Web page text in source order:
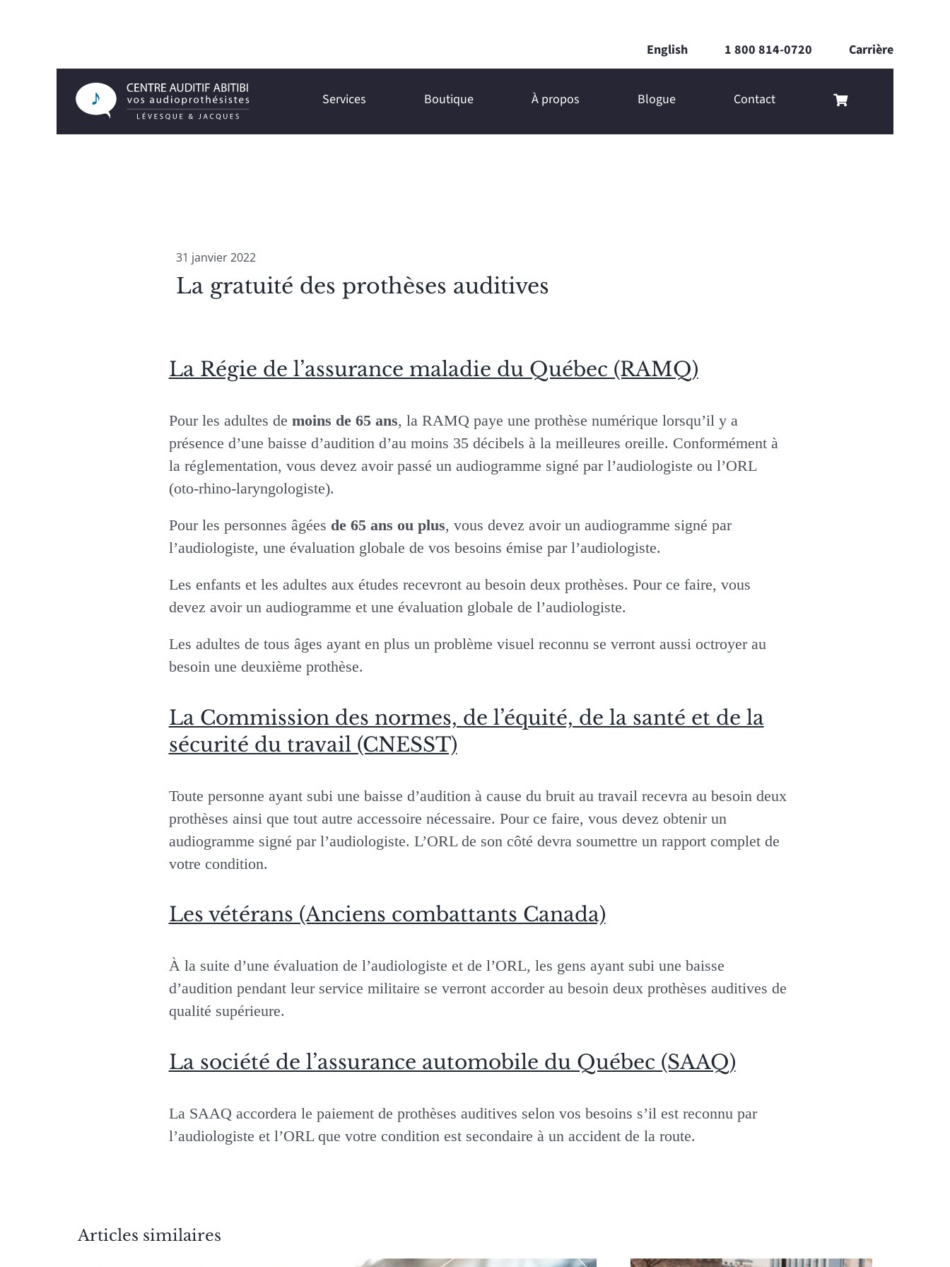
contenu
English 1 800 814-0720 Carrière
Services Boutique À propos Blogue Contact
31 janvier 2022
La gratuité des prothèses auditives
La Régie de l’assurance maladie du Québec (RAMQ)
Pour les adultes de moins de 65 ans, la RAMQ paye une prothèse numérique lorsqu’il y a
présence d’une baisse d’audition d’au moins 35 décibels à la meilleures oreille. Conformément à
la réglementation, vous devez avoir passé un audiogramme signé par l’audiologiste ou l’ORL
(oto-rhino-laryngologiste).
Pour les personnes âgées de 65 ans ou plus, vous devez avoir un audiogramme signé par
l’audiologiste, une évaluation globale de vos besoins émise par l’audiologiste.
Les enfants et les adultes aux études recevront au besoin deux prothèses. Pour ce faire, vous
devez avoir un audiogramme et une évaluation globale de l’audiologiste.
Les adultes de tous âges ayant en plus un problème visuel reconnu se verront aussi octroyer au
besoin une deuxième prothèse.
La Commission des normes, de l’équité, de la santé et de la
sécurité du travail (CNESST)
Toute personne ayant subi une baisse d’audition à cause du bruit au travail recevra au besoin deux
prothèses ainsi que tout autre accessoire nécessaire. Pour ce faire, vous devez obtenir un
audiogramme signé par l’audiologiste. L’ORL de son côté devra soumettre un rapport complet de
votre condition.
Les vétérans (Anciens combattants Canada)
À la suite d’une évaluation de l’audiologiste et de l’ORL, les gens ayant subi une baisse
d’audition pendant leur service militaire se verront accorder au besoin deux prothèses auditives de
qualité supérieure.
La société de l’assurance automobile du Québec (SAAQ)
La SAAQ accordera le paiement de prothèses auditives selon vos besoins s’il est reconnu par
l’audiologiste et l’ORL que votre condition est secondaire à un accident de la route.
Articles similaires